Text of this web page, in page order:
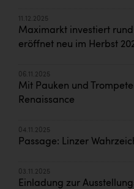
11.12.2025
Maximarkt investiert
eröffnet neu im Herbst
06.11.2025
Mit Pauken und
Renaissance
04.11.2025
Passage: Linzer
03.11.2025
Einladung zur